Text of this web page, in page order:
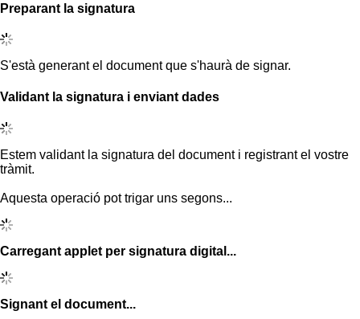
Preparant la signatura
S'està generant el document que s'haurà de signar.
Validant la signatura i enviant dades
Estem validant la signatura del document i registrant el vostre
tràmit.
Aquesta operació pot trigar uns segons...
Carregant applet per signatura digital...
Signant el document...